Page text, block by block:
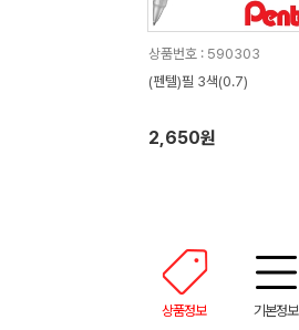
상품번호 : 590303
(펜텔)필 3색(0.7)
2,650원
상품정보 기본정보